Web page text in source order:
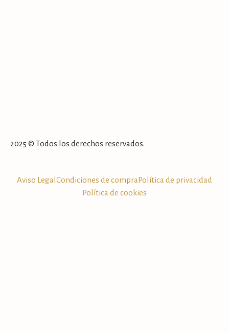
2025 © Todos los derechos reservados.
Aviso Legal Condiciones de compraPolítica de privacidad
Política de cookies